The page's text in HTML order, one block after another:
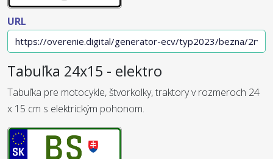
URL
Tabuľka 24x15 - elektro
Tabuľka pre motocykle, štvorkolky, traktory v rozmeroch 24
x 15 cm s elektrickým pohonom.